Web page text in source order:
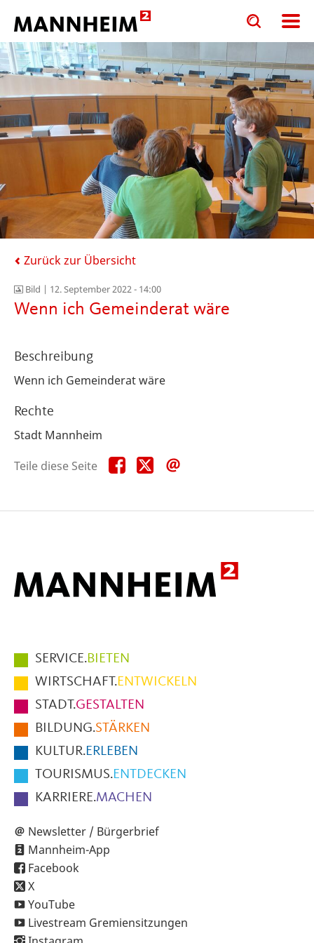
Toggle
search
input
form
Toggle
search
input
Zurück zur Übersicht
Bild | 12. September 2022 - 14:00
Wenn ich Gemeinderat wäre
Beschreibung
Wenn ich Gemeinderat wäre
Rechte
Stadt Mannheim
Teile diese Seite
Teile
diese
Teile
diese
Hauptmenüpunkte
im
Fußbereich
der
Seite
SERVICE.BIETEN
WIRTSCHAFT.ENTWICKELN
STADT.GESTALTEN
BILDUNG.STÄRKEN
KULTUR.ERLEBEN
TOURISMUS.ENTDECKEN
KARRIERE.MACHEN
Newsletter / Bürgerbrief
Mannheim-App
Facebook
X
YouTube
Livestream Gremiensitzungen